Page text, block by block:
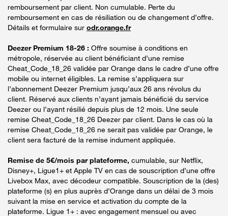
remboursement par client. Non cumulable. Perte du
remboursement en cas de résiliation ou de changement d’offre.
Détails et formulaire sur odr.orange.fr
Deezer Premium 18-26 : Offre soumise à conditions en
métropole, réservée au client bénéficiant d’une remise
Cheat_Code_18_26 validée par Orange dans le cadre d’une offre
mobile ou internet éligibles. La remise s’appliquera sur
l’abonnement Deezer Premium jusqu’aux 26 ans révolus du
client. Réservé aux clients n’ayant jamais bénéficié du service
Deezer ou l’ayant résilié depuis plus de 12 mois. Une seule
remise Cheat_Code_18_26 Deezer par client. Dans le cas où la
remise Cheat_Code_18_26 ne serait pas validée par Orange, le
client sera facturé de la remise indument appliquée.
Remise de 5€/mois par plateforme, cumulable, sur Netflix,
Disney+, Ligue1+ et Apple TV en cas de souscription d’une offre
Livebox Max, avec décodeur compatible. Souscription de la (des)
plateforme (s) en plus auprès d’Orange dans un délai de 3 mois
suivant la mise en service et activation du compte de la
plateforme. Ligue 1+ : avec engagement mensuel ou avec